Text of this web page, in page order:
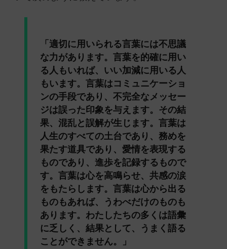
「適切に用いられる言葉には不思議
な力があります。言葉を的確に用い
る人もいれば、いい加減に用いる人
もいます。言葉はコミュニケーショ
ンの手段であり、不完全なメッセー
ジは誤った印象を与えます。その結
果、混乱と誤解が生じます。言葉は
人生のすべての土台であり、務めを
果たす道具であり、愛情を表現する
ものであり、進歩を記録するもので
す。言葉は心を高鳴らせ、共感の涙
をもたらします。言葉は心から出る
ものもあれば、うわべだけのものも
あります。わたしたちの多くは語彙
に乏しく、結果として、うまく語る
ことができません。」